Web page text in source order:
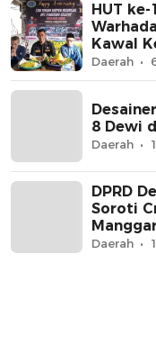
HUT
Kawal
Daerah
8 Dewi
Daerah
DPRD
Soroti
Daerah